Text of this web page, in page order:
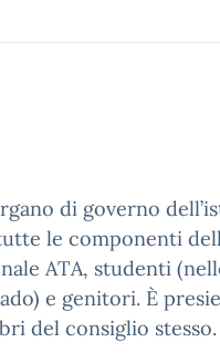
di governo
le componenti
ATA, studenti
e genitori. È
del consiglio stesso.